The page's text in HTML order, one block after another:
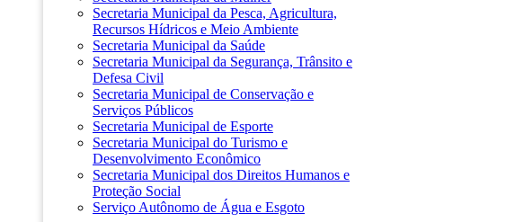
Secretaria Municipal da Pesca, Agricultura,
Recursos Hídricos e Meio Ambiente
Secretaria Municipal da Saúde
Secretaria Municipal da Segurança, Trânsito e
Defesa Civil
Secretaria Municipal de Conservação e
Serviços Públicos
Secretaria Municipal de Esporte
Secretaria Municipal do Turismo e
Desenvolvimento Econômico
Secretaria Municipal dos Direitos Humanos e
Proteção Social
Serviço Autônomo de Água e Esgoto